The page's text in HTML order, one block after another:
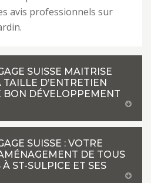
avis professionnels sur
SUISSE MAITRISE
D’ENTRETIEN
BON DÉVELOPPEMENT
SUISSE : VOTRE
DE TOUS
ST-SULPICE ET SES